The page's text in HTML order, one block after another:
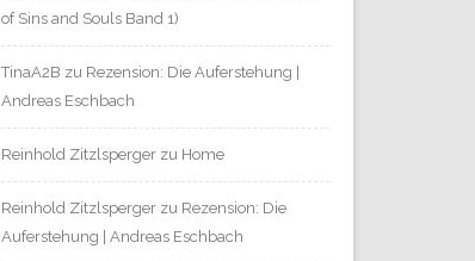
of Sins and Souls Band 1)
TinaA2B zu Rezension: Die Auferstehung |
Andreas Eschbach
Reinhold Zitzlsperger zu Home
Reinhold Zitzlsperger zu Rezension: Die
Auferstehung | Andreas Eschbach